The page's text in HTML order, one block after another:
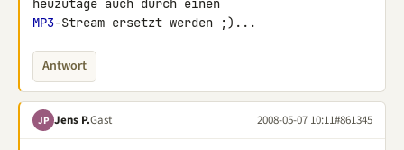
MP3-Stream ersetzt werden ;)...
Antwort
JP Jens P.Gast 2008-05-07 10:11#861345